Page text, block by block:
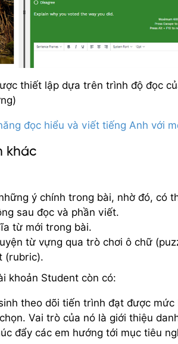
thiết lập dựa trên trình độ đọc
đọc hiểu và viết tiếng Anh với
khác
ý chính trong bài, nhờ đó, có
sau đọc và phần viết.
từ mới trong bài.
từ vựng qua trò chơi ô chữ
(rubric).
khoản Student còn có:
theo dõi tiến trình đạt được mức
Vai trò của nó là giới thiệu
đẩy các em hướng tới mục tiêu